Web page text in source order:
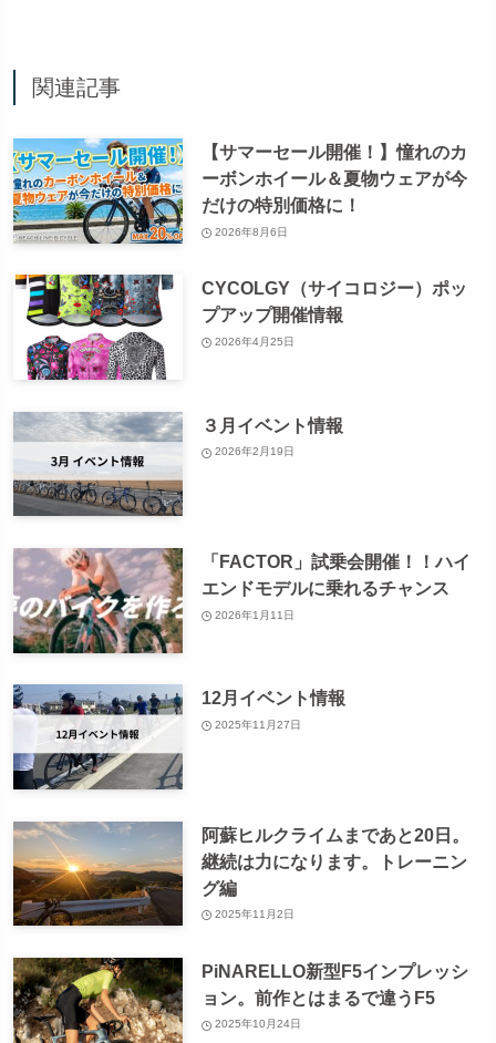
関連記事
【サマーセール開催！】憧れのカ
ーボンホイール＆夏物ウェアが今
だけの特別価格に！
2026年8月6日
CYCOLGY（サイコロジー）ポッ
プアップ開催情報
2026年4月25日
３月イベント情報
2026年2月19日
「FACTOR」試乗会開催！！ハイ
エンドモデルに乗れるチャンス
2026年1月11日
12月イベント情報
2025年11月27日
阿蘇ヒルクライムまであと20日。
継続は力になります。トレーニン
グ編
2025年11月2日
PiNARELLO新型F5インプレッシ
ョン。前作とはまるで違うF5
2025年10月24日